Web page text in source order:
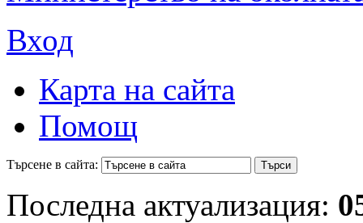
Вход
Карта на сайта
Помощ
Търсене в сайта:
Последна актуализация: